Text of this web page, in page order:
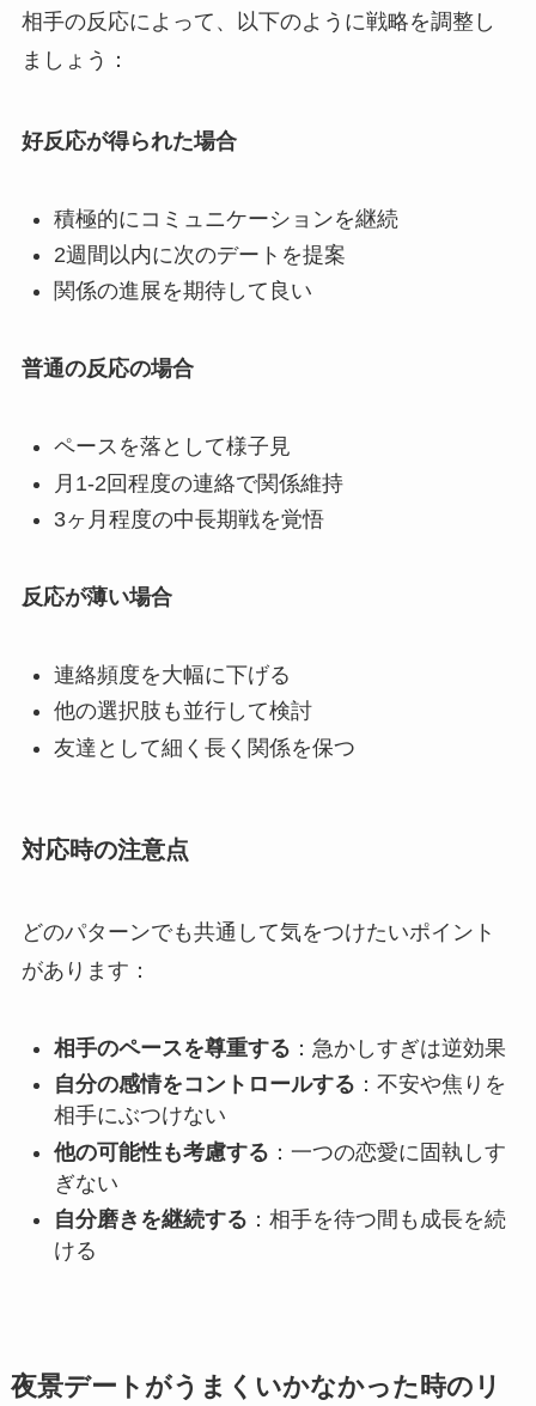
相手の反応によって、以下のように戦略を調整し
ましょう：
好反応が得られた場合
積極的にコミュニケーションを継続
2週間以内に次のデートを提案
関係の進展を期待して良い
普通の反応の場合
ペースを落として様子見
月1-2回程度の連絡で関係維持
3ヶ月程度の中長期戦を覚悟
反応が薄い場合
連絡頻度を大幅に下げる
他の選択肢も並行して検討
友達として細く長く関係を保つ
対応時の注意点
どのパターンでも共通して気をつけたいポイント
があります：
相手のペースを尊重する ：急かしすぎは逆効果
自分の感情をコントロールする ：不安や焦りを
相手にぶつけない
他の可能性も考慮する ：一つの恋愛に固執しす
ぎない
自分磨きを継続する ：相手を待つ間も成長を続
ける
夜景デートがうまくいかなかった時のリ